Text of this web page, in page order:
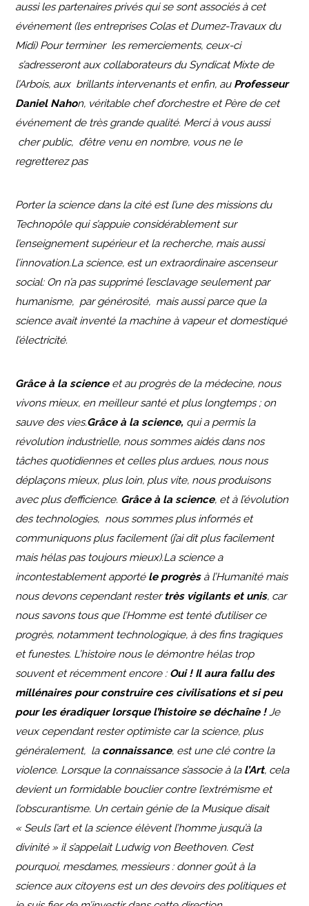
aussi les partenaires privés qui se sont associés à cet
événement (les entreprises Colas et Dumez-Travaux du
Midi) Pour terminer les remerciements, ceux-ci
s’adresseront aux collaborateurs du Syndicat Mixte de
l’Arbois, aux brillants intervenants et enfin, au Professeur
Daniel Nahon, véritable chef d’orchestre et Père de cet
événement de très grande qualité. Merci à vous aussi
cher public, d’être venu en nombre, vous ne le
regretterez pas
Porter la science dans la cité est l’une des missions du
Technopôle qui s’appuie considérablement sur
l’enseignement supérieur et la recherche, mais aussi
l’innovation.La science, est un extraordinaire ascenseur
social: On n’a pas supprimé l’esclavage seulement par
humanisme, par générosité, mais aussi parce que la
science avait inventé la machine à vapeur et domestiqué
l’électricité.
Grâce à la scienceet au progrès de la médecine, nous
vivons mieux, en meilleur santé et plus longtemps ; on
sauve des vies.Grâce à la science, qui a permis la
révolution industrielle, nous sommes aidés dans nos
tâches quotidiennes et celles plus ardues, nous nous
déplaçons mieux, plus loin, plus vite, nous produisons
avec plus d’efficience. Grâce à la science, et à l’évolution
des technologies, nous sommes plus informés et
communiquons plus facilement (j’ai dit plus facilement
mais hélas pas toujours mieux).La science a
incontestablement apporté le progrèsà l’Humanité mais
nous devons cependant restertrès vigilants et unis, car
nous savons tous que l’Homme est tenté d’utiliser ce
progrès, notamment technologique, à des fins tragiques
et funestes. L’histoire nous le démontre hélas trop
souvent et récemment encore : Oui ! Il aura fallu des
millénaires pour construire ces civilisations et si peu
pour les éradiquer lorsque l’histoire se déchaîne !Je
veux cependant rester optimiste car la science, plus
généralement, la connaissance, est une clé contre la
violence. Lorsque la connaissance s’associe à la l’Art, cela
devient un formidable bouclier contre l’extrémisme et
l’obscurantisme. Un certain génie de la Musique disait
« Seuls l’art et la science élèvent l’homme jusqu’à la
divinité » il s’appelait Ludwig von Beethoven. C’est
pourquoi, mesdames, messieurs : donner goût à la
science aux citoyens est un des devoirs des politiques et